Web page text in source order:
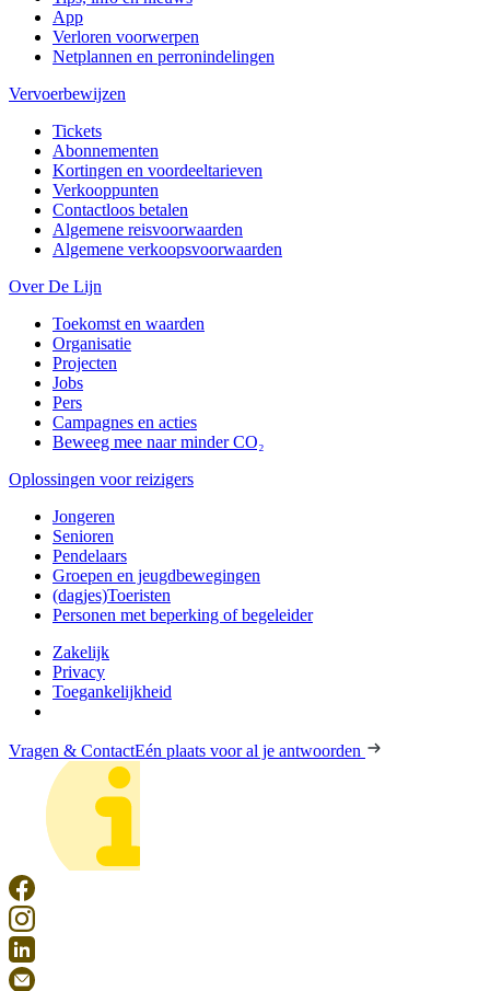
App
Verloren voorwerpen
Netplannen en perronindelingen
Vervoerbewijzen
Tickets
Abonnementen
Kortingen en voordeeltarieven
Verkooppunten
Contactloos betalen
Algemene reisvoorwaarden
Algemene verkoopsvoorwaarden
Over De Lijn
Toekomst en waarden
Organisatie
Projecten
Jobs
Pers
Campagnes en acties
Beweeg mee naar minder CO₂
Oplossingen voor reizigers
Jongeren
Senioren
Pendelaars
Groepen en jeugdbewegingen
(dagjes)Toeristen
Personen met beperking of begeleider
Zakelijk
Privacy
Toegankelijkheid
Vragen & ContactEén plaats voor al je antwoorden